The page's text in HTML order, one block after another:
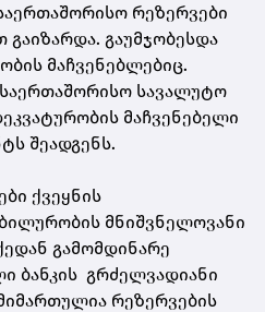
რეზერვები
გაუმჯობესდა
მაჩვენებლებიც.
სავალუტო
მაჩვენებელი
შეადგენს.
ქვეყნის
მნიშვნელოვანი
გამომდინარე
ბანკის გრძელვადიანი
რეზერვების